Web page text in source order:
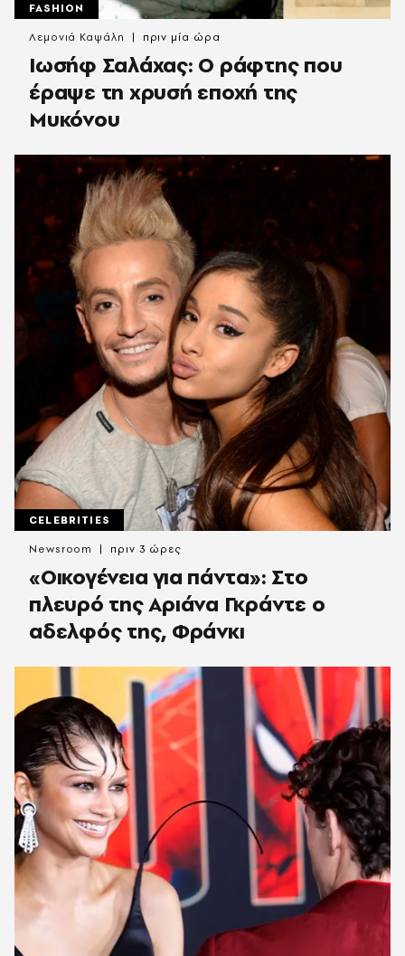
FASHION
Ιωσήφ Σαλάχας: Ο ράφτης που
έραψε τη χρυσή εποχή της
Μυκόνου
Λεμονιά Καψάλη πριν μία ώρα
CELEBRITIES
«Οικογένεια για πάντα»: Στο
πλευρό της Αριάνα Γκράντε ο
αδελφός της, Φράνκι
Newsroom πριν 3 ώρες